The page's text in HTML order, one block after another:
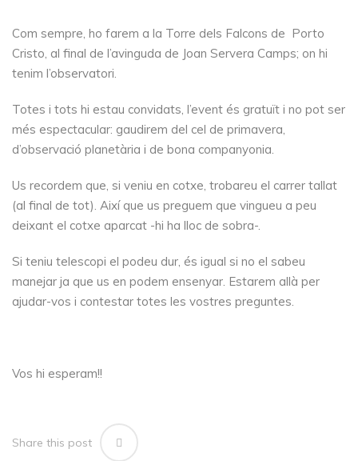
Com sempre, ho farem a la Torre dels Falcons de Porto
Cristo, al final de l’avinguda de Joan Servera Camps; on hi
tenim l’observatori.
Totes i tots hi estau convidats, l’event és gratuït i no pot ser
més espectacular: gaudirem del cel de primavera,
d’observació planetària i de bona companyonia.
Us recordem que, si veniu en cotxe, trobareu el carrer tallat
(al final de tot). Així que us preguem que vingueu a peu
deixant el cotxe aparcat -hi ha lloc de sobra-.
Si teniu telescopi el podeu dur, és igual si no el sabeu
manejar ja que us en podem ensenyar. Estarem allà per
ajudar-vos i contestar totes les vostres preguntes.
Vos hi esperam!!
Share this post